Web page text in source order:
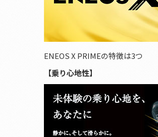
ENEOS X PRIMEの特徴は3つ
【乗り心地性】